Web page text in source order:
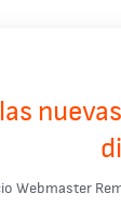
Webmaster